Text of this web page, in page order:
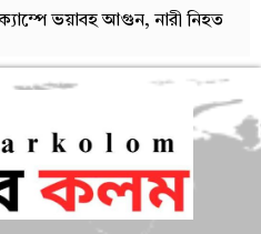
ক্যাম্পে ভয়াবহ আগুন, নারী নিহত